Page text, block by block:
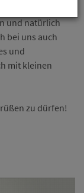
und natürlich
bei uns auch
und
mit kleinen
zu dürfen!